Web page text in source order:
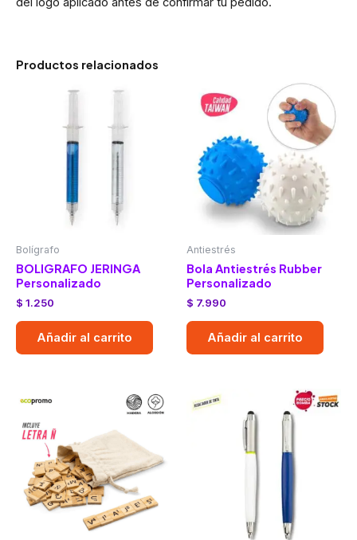
Productos relacionados
Bolígrafo
BOLIGRAFO JERINGA
Personalizado
$ 1.250
Añadir al carrito
Antiestrés
Bola Antiestrés Rubber
Personalizado
$ 7.990
Añadir al carrito